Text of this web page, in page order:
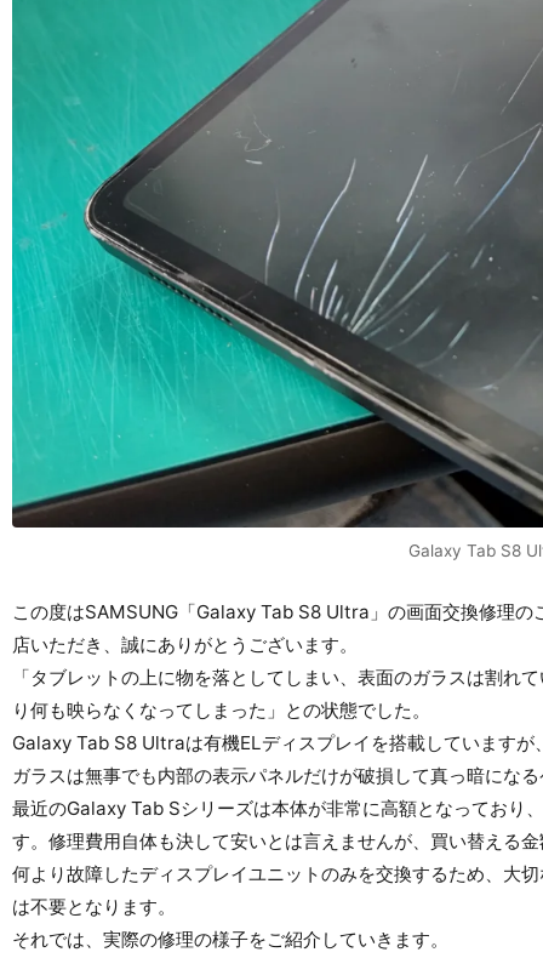
Galaxy Tab S8
この度はSAMSUNG「Galaxy Tab S8 Ultra」の画面交換修理
店いただき、誠にありがとうございます。
「タブレットの上に物を落としてしまい、表面のガラスは割れ
り何も映らなくなってしまった」との状態でした。
Galaxy Tab S8 Ultraは有機ELディスプレイを搭載しています
ガラスは無事でも内部の表示パネルだけが破損して真っ暗にな
最近のGalaxy Tab Sシリーズは本体が非常に高額となっており
す。修理費用自体も決して安いとは言えませんが、買い替える
何より故障したディスプレイユニットのみを交換するため、大
は不要となります。
それでは、実際の修理の様子をご紹介していきます。